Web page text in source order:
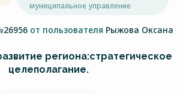
муниципальное управление
от пользователя Рыжова Оксана
региона:стратегическое
целеполагание.